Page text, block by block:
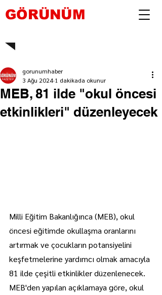
GÖRÜNÜM
MEB, 81 ilde "okul öncesi
etkinlikleri" düzenleyecek
gorunumhaber
3 Ağu 2024 1 dakikada okunur
Milli Eğitim Bakanlığınca (MEB), okul
öncesi eğitimde okullaşma oranlarını
artırmak ve çocukların potansiyelini
keşfetmelerine yardımcı olmak amacıyla
81 ilde çeşitli etkinlikler düzenlenecek.
MEB'den yapılan açıklamaya göre, okul